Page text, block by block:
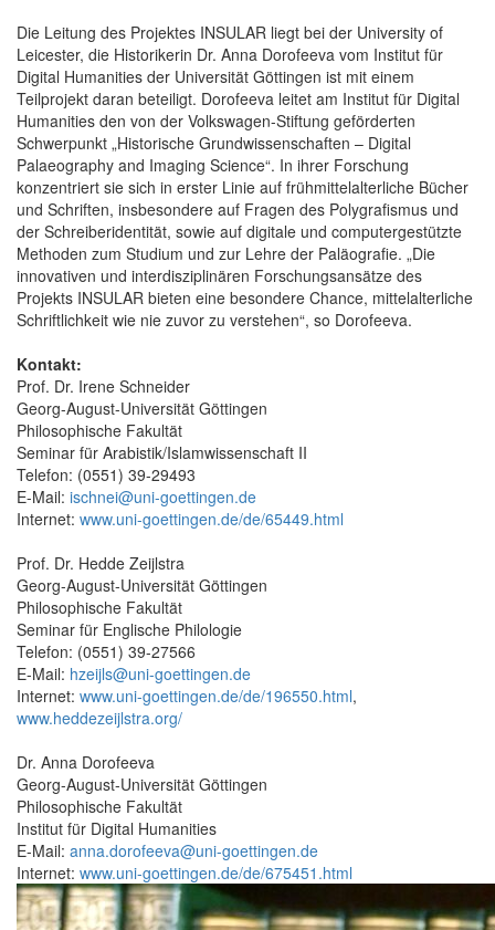
Die Leitung des Projektes INSULAR liegt bei der University of
Leicester, die Historikerin Dr. Anna Dorofeeva vom Institut für
Digital Humanities der Universität Göttingen ist mit einem
Teilprojekt daran beteiligt. Dorofeeva leitet am Institut für Digital
Humanities den von der Volkswagen-Stiftung geförderten
Schwerpunkt „Historische Grundwissenschaften – Digital
Palaeography and Imaging Science“. In ihrer Forschung
konzentriert sie sich in erster Linie auf frühmittelalterliche Bücher
und Schriften, insbesondere auf Fragen des Polygrafismus und
der Schreiberidentität, sowie auf digitale und computergestützte
Methoden zum Studium und zur Lehre der Paläografie. „Die
innovativen und interdisziplinären Forschungsansätze des
Projekts INSULAR bieten eine besondere Chance, mittelalterliche
Schriftlichkeit wie nie zuvor zu verstehen“, so Dorofeeva.
Kontakt:
Prof. Dr. Irene Schneider
Georg-August-Universität Göttingen
Philosophische Fakultät
Seminar für Arabistik/Islamwissenschaft II
Telefon: (0551) 39-29493
E-Mail: ischnei@uni-goettingen.de
Internet: www.uni-goettingen.de/de/65449.html
Prof. Dr. Hedde Zeijlstra
Georg-August-Universität Göttingen
Philosophische Fakultät
Seminar für Englische Philologie
Telefon: (0551) 39-27566
E-Mail: hzeijls@uni-goettingen.de
Internet: www.uni-goettingen.de/de/196550.html,
www.heddezeijlstra.org/
Dr. Anna Dorofeeva
Georg-August-Universität Göttingen
Philosophische Fakultät
Institut für Digital Humanities
E-Mail: anna.dorofeeva@uni-goettingen.de
Internet: www.uni-goettingen.de/de/675451.html